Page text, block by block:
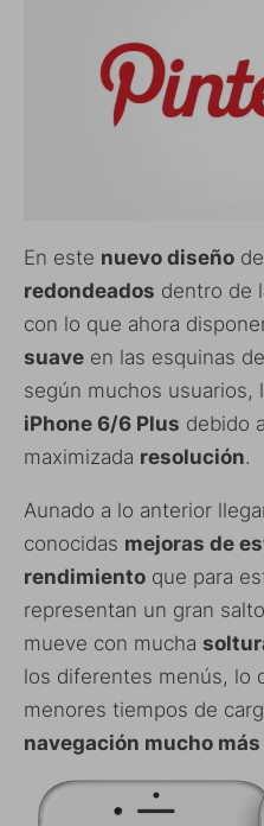
En este nuevo diseño
redondeados dentro de
con lo que ahora
suave en las esquinas
según muchos
iPhone 6/6 Plus debido
maximizada resolución.
Aunado a lo anterior
conocidas mejoras de
rendimiento que para
representan un gran
mueve con mucha
los diferentes menús, lo
menores tiempos de
navegación mucho